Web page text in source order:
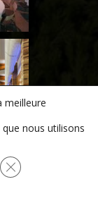
meilleure
nous utilisons
Fermer la